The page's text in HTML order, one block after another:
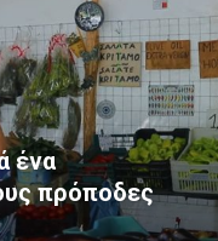
ένα
πρόποδες